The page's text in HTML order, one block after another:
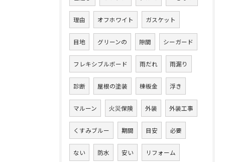
理由 オフホワイト ガスケット
目地 グリーンの 隙間 シーガード
フレキシブルボード 雨だれ 雨漏り
診断 屋根の塗装 棟板金 浮き
マルーン 火災保険 外装 外装工事
くすみブルー 期間 目安 必要
ない 防水 安い リフォーム